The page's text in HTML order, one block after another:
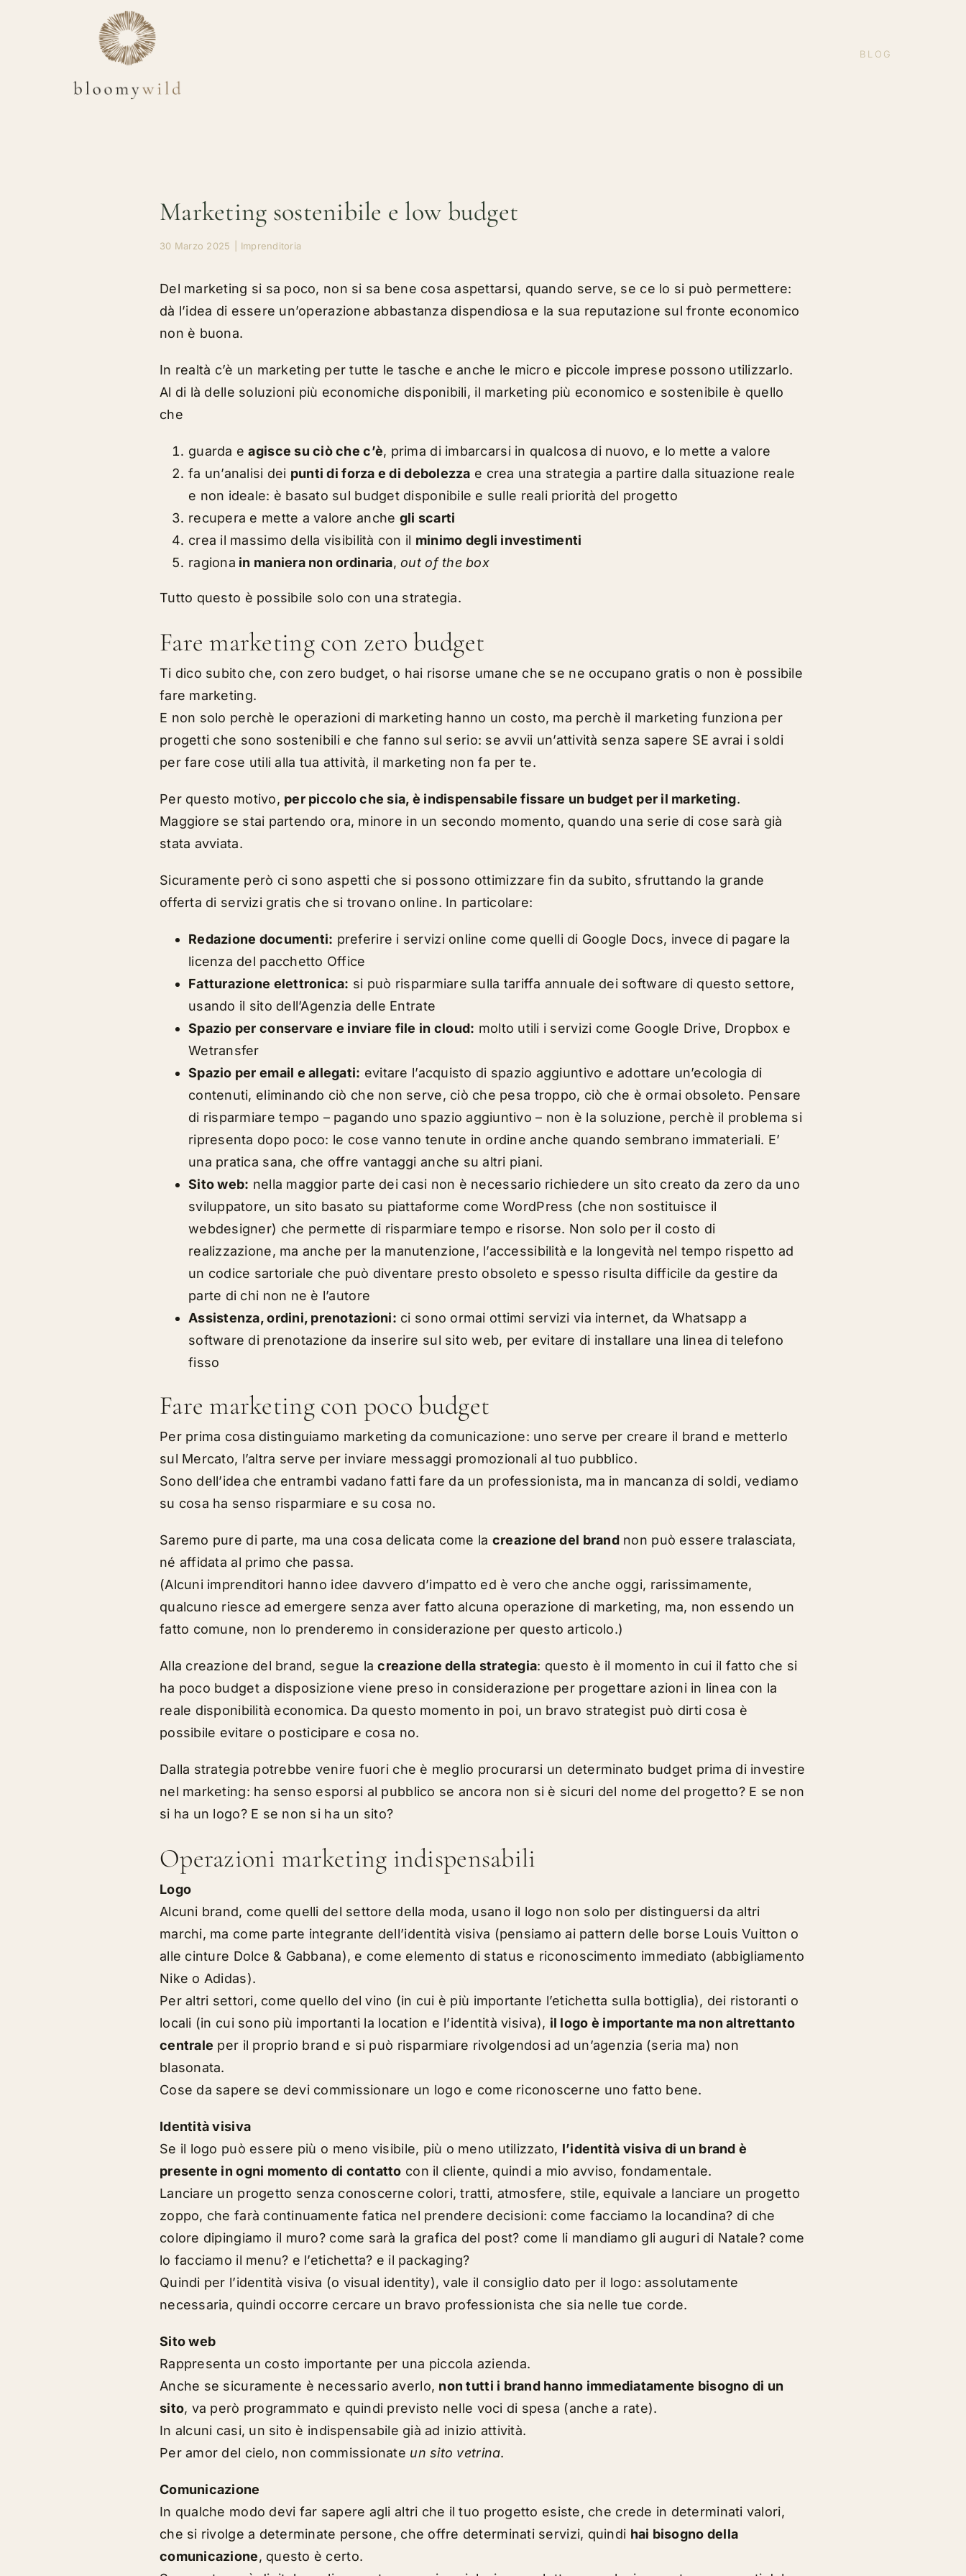
BLOG
Marketing sostenibile e low budget
30 Marzo 2025 Imprenditoria
Del marketing si sa poco, non si sa bene cosa aspettarsi, quando serve, se ce lo si può permettere:
dà l’idea di essere un’operazione abbastanza dispendiosa e la sua reputazione sul fronte economico
non è buona.
In realtà c’è un marketing per tutte le tasche e anche le micro e piccole imprese possono utilizzarlo.
Al di là delle soluzioni più economiche disponibili, il marketing più economico e sostenibile è quello
che
guarda eagisce su ciò che c’è, prima di imbarcarsi in qualcosa di nuovo, e lo mette a valore
fa un’analisi dei punti di forza e di debolezza e crea una strategia a partire dalla situazione reale
e non ideale: è basato sul budget disponibile e sulle reali priorità del progetto
recupera e mette a valore anche gli scarti
crea il massimo della visibilità con il minimo degli investimenti
ragiona in maniera non ordinaria,out of the box
Tutto questo è possibile solo con una strategia.
Fare marketing con zero budget
Ti dico subito che, con zero budget, o hai risorse umane che se ne occupano gratis o non è possibile
fare marketing.
E non solo perchè le operazioni di marketing hanno un costo, ma perchè il marketing funziona per
progetti che sono sostenibilie che fanno sul serio: se avvii un’attività senza sapere SE avrai i soldi
per fare cose utili alla tua attività, il marketing non fa per te.
Per questo motivo, per piccolo che sia, è indispensabile fissare un budget per il marketing.
Maggiore se stai partendo ora, minore in un secondo momento, quando una serie di cose sarà già
stata avviata.
Sicuramente però ci sono aspetti che si possono ottimizzare fin da subito, sfruttando la grande
offerta di servizi gratis che si trovano online. In particolare:
Redazione documenti: preferire i servizi online come quelli di Google Docs, invece di pagare la
licenza del pacchetto Office
Fatturazione elettronica: si può risparmiare sulla tariffa annuale dei software di questo settore,
usando il sito dell’Agenzia delle Entrate
Spazio per conservare e inviare file in cloud: molto utili i servizi come Google Drive, Dropbox e
Wetransfer
Spazio per email e allegati: evitare l’acquisto di spazio aggiuntivo e adottare un’ecologia di
contenuti, eliminando ciò che non serve, ciò che pesa troppo, ciò che è ormai obsoleto. Pensare
di risparmiare tempo – pagando uno spazio aggiuntivo – non è la soluzione, perchè il problema si
ripresenta dopo poco: le cose vanno tenute in ordine anche quando sembrano immateriali. E’
una pratica sana, che offre vantaggi anche su altri piani.
Sito web: nella maggior parte dei casi non è necessario richiedere un sito creato da zero da uno
sviluppatore, un sito basato su piattaforme come WordPress (che non sostituisce il
webdesigner) che permette di risparmiare tempo e risorse. Non solo per il costo di
realizzazione, ma anche per la manutenzione, l’accessibilità e la longevità nel tempo rispetto ad
un codice sartoriale che può diventare presto obsoleto e spesso risulta difficile da gestire da
parte di chi non ne è l’autore
Assistenza, ordini, prenotazioni: ci sono ormai ottimi servizi via internet, da Whatsapp a
software di prenotazione da inserire sul sito web, per evitare di installare una linea di telefono
fisso
Fare marketing con poco budget
Per prima cosa distinguiamo marketing da comunicazione: uno serve per creare il brand e metterlo
sul Mercato, l’altra serve per inviare messaggi promozionali al tuo pubblico.
Sono dell’idea che entrambi vadano fatti fare da un professionista, ma in mancanza di soldi, vediamo
su cosa ha senso risparmiare e su cosa no.
Saremo pure di parte, ma una cosa delicata come la creazione del brandnon può essere tralasciata,
né affidata al primo che passa.
(Alcuni imprenditori hanno idee davvero d’impatto ed è vero che anche oggi, rarissimamente,
qualcuno riesce ad emergere senza aver fatto alcuna operazione di marketing, ma, non essendo un
fatto comune, non lo prenderemo in considerazione per questo articolo.)
Alla creazione del brand, segue lacreazione della strategia: questo è il momento in cui il fatto che si
ha poco budget a disposizione viene preso in considerazione per progettare azioni in linea con la
reale disponibilità economica. Da questo momento in poi, un bravo strategist può dirti cosa è
possibile evitare o posticipare e cosa no.
Dalla strategia potrebbe venire fuori che è meglio procurarsi un determinato budget prima di investire
nel marketing: ha senso esporsi al pubblico se ancora non si è sicuri del nome del progetto? E se non
si ha un logo? E se non si ha un sito?
Operazioni marketing indispensabili
Logo
Alcuni brand, come quelli del settore della moda, usano il logo non solo per distinguersi da altri
marchi, ma come parte integrante dell’identità visiva (pensiamo ai pattern delle borse Louis Vuitton o
alle cinture Dolce & Gabbana), e come elemento di status e riconoscimento immediato (abbigliamento
Nike o Adidas).
Per altri settori, come quello del vino (in cui è più importante l’etichetta sulla bottiglia), dei ristoranti o
locali (in cui sono più importanti la location e l’identità visiva), il logo è importante ma non altrettanto
centrale per il proprio brand e si può risparmiare rivolgendosi ad un’agenzia (seria ma) non
blasonata.
Cose da sapere se devi commissionare un logo e come riconoscerne uno fatto bene.
Identità visiva
Se il logo può essere più o meno visibile, più o meno utilizzato, l’identità visiva di un brand è
presente in ogni momento di contatto con il cliente, quindi a mio avviso, fondamentale.
Lanciare un progetto senza conoscerne colori, tratti, atmosfere, stile, equivale a lanciare un progetto
zoppo, che farà continuamente fatica nel prendere decisioni: come facciamo la locandina? di che
colore dipingiamo il muro? come sarà la grafica del post? come li mandiamo gli auguri di Natale? come
lo facciamo il menu? e l’etichetta? e il packaging?
Quindi per l’identità visiva (o visual identity), vale il consiglio dato per il logo: assolutamente
necessaria, quindi occorre cercare un bravo professionista che sia nelle tue corde.
Sito web
Rappresenta un costo importante per una piccola azienda.
Anche se sicuramente è necessario averlo, non tutti i brand hanno immediatamente bisogno di un
sito, va però programmato e quindi previsto nelle voci di spesa (anche a rate).
In alcuni casi, un sito è indispensabile già ad inizio attività.
Per amor del cielo, non commissionate un sito vetrina.
Comunicazione
In qualche modo devi far sapere agli altri che il tuo progetto esiste, che crede in determinati valori,
che si rivolge a determinate persone, che offre determinati servizi, quindi hai bisogno della
comunicazione, questo è certo.